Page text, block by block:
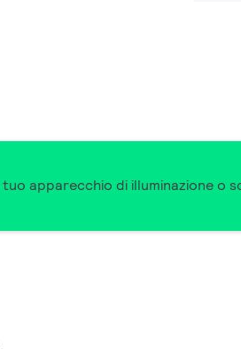
apparecchio di illuminazione